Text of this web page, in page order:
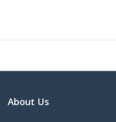
About Us